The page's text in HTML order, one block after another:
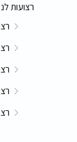
רצועות